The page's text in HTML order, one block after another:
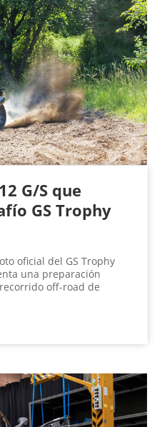
G/S que
GS Trophy
oficial del GS Trophy
una preparación
off-road de